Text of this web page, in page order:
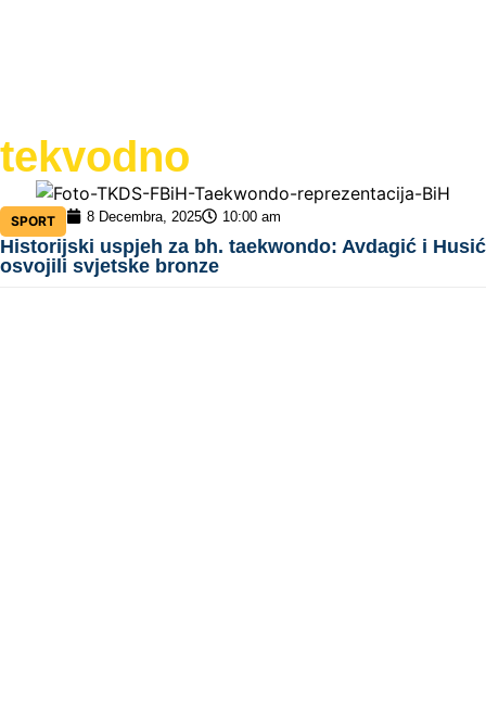
tekvodno
SPORT 8 Decembra, 2025 10:00 am
Historijski uspjeh za bh. taekwondo: Avdagić i Husić
osvojili svjetske bronze